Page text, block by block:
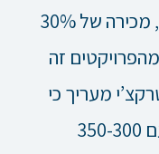
הון עצמי וכספי פריסייל (כמדיניות, מכירה של 30%
זה
ואפילו 50%). אטרקצ’י מעריך כי
את השנה הנוכחית תסיים אאורה עם 350-300